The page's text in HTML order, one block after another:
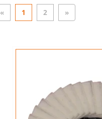
« 1 2 »